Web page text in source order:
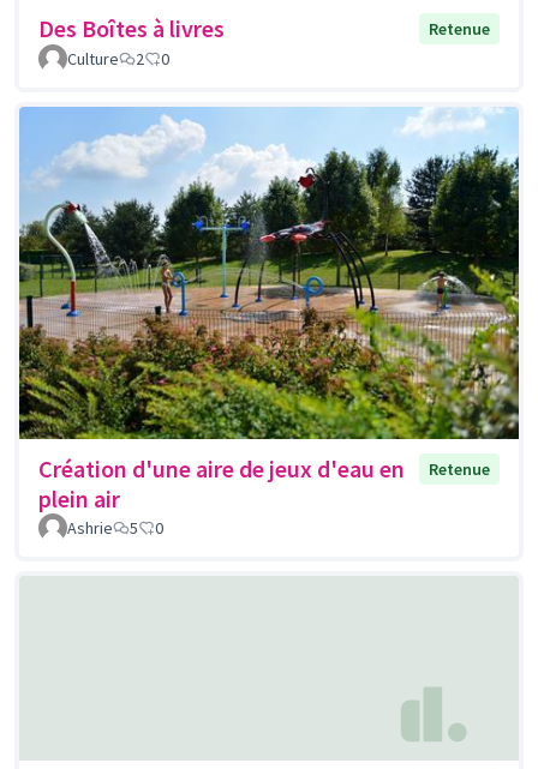
Des Boîtes à livres
Retenue
Culture
2 0
Création d'une aire de jeux d'eau en
plein air
Retenue
Ashrie 5 0